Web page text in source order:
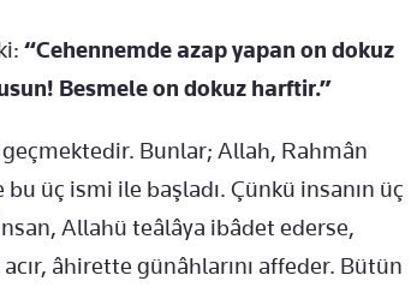
“Cehennemde azap yapan on dokuz
Besmele on dokuz harftir.”
Bunlar; Allah, Rahmân
üç ismi ile başladı. Çünkü insanın üç
Allahü teâlâya ibâdet ederse,
âhirette günâhlarını affeder. Bütün